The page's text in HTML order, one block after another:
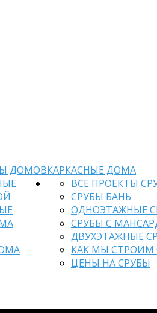
КАРКАСНЫЕ ДОМА
ДОМОВ
ВСЕ ПРОЕКТЫ
СРУБЫ БАНЬ
ОДНОЭТАЖНЫЕ
СРУБЫ С
ДВУХЭТАЖНЫЕ
КАК МЫ СТРОИМ
ЦЕНЫ НА СРУБЫ